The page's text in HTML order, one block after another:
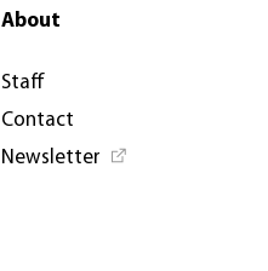
About
Staff
Contact
Newsletter